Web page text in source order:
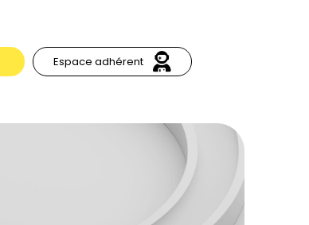
Espace adhérent